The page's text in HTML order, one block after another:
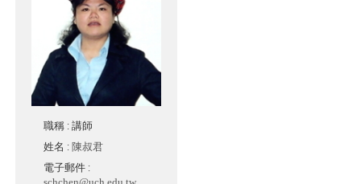
職稱 : 講師
姓名 : 陳叔君
電子郵件 :